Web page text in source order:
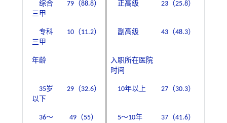
综合
三甲
79（88.8） 正高级 23（25.8）
专科
三甲
10（11.2） 副高级 43（48.3）
年龄
入职所在医院
时间
35岁
以下
29（32.6） 10年以上 27（30.3）
36～
49（55） 5～10年 37（41.6）